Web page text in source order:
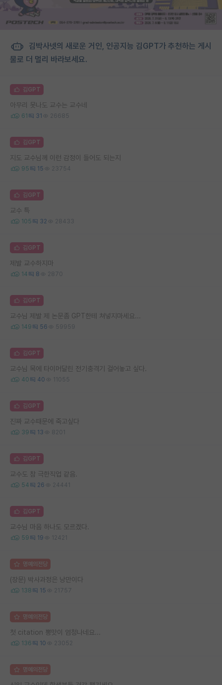
김박사넷의 새로운 거인, 인공지능 김GPT가 추천하는 게시
물로 더 멀리 바라보세요.
김GPT
아무리 못나도 교수는 교수네
61 31 26685
김GPT
지도 교수님께 이런 감정이 들어도 되는지
95 15 23754
김GPT
교수 특
105 32 28433
김GPT
제발 교수하지마
14 8 2870
김GPT
교수님 제발 제 논문좀 GPT한테 쳐넣지마세요...
149 56 59959
김GPT
교수님 목에 타이머달린 전기충격기 걸어놓고 싶다.
40 40 11055
김GPT
진짜 교수때문에 죽고싶다
39 13 8201
김GPT
교수도 참 극한직업 같음.
54 26 24441
김GPT
교수님 마음 하나도 모르겠다.
59 19 12421
명예의전당
(장문) 박사과정은 낭만이다
138 15 21757
명예의전당
첫 citation 뽕맛이 엄청나네요...
136 10 23052
명예의전당